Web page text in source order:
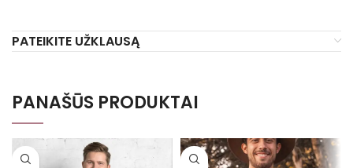
PATEIKITE UŽKLAUSĄ
PANAŠŪS PRODUKTAI